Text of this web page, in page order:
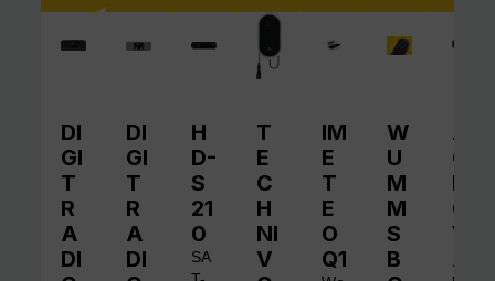
DI
GI
T
R
A
DI
DI
GI
T
R
A
DI
H
D-
S
21
0
SA
T
E
C
H
NI
V
IM
E
T
E
O
Q1
W
U
M
M
S
B
A
QI
N
O
V
A